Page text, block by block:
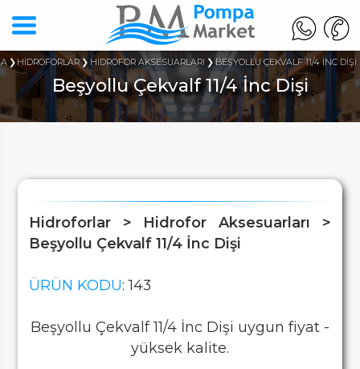
HİDROFORLAR HİDROFOR AKSESUARLARI BEŞYOLLU ÇEKVALF 11/4 İNC DİŞİ
Beşyollu Çekvalf 11/4 İnc Dişi
Hidroforlar > Hidrofor Aksesuarları >
Beşyollu Çekvalf 11/4 İnc Dişi
ÜRÜN KODU: 143
Beşyollu Çekvalf 11/4 İnc Dişi uygun fiyat -
yüksek kalite.